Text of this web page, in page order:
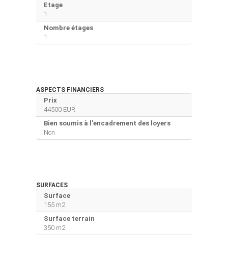
Etage
1
Nombre étages
1
ASPECTS FINANCIERS
Prix
44500 EUR
Bien soumis à l'encadrement des loyers
Non
SURFACES
Surface
155 m2
Surface terrain
350 m2